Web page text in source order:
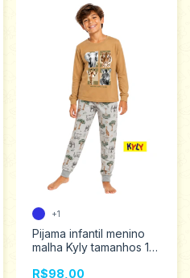
Pijama infantil menino
malha Kyly tamanhos 12
R$98,00
+1